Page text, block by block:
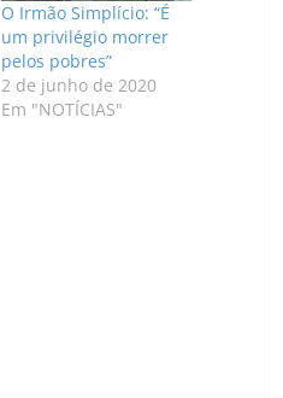
O Irmão Simplício: “É
um privilégio morrer
pelos pobres”
2 de junho de 2020
Em "NOTÍCIAS"